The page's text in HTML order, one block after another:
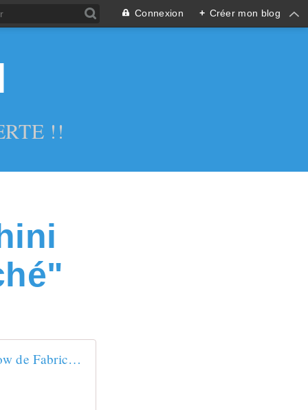
Connexion + Créer mon blog
!!
Le show de Fabrice Luchini dans "On n'est pas couché" amuse les Twittos